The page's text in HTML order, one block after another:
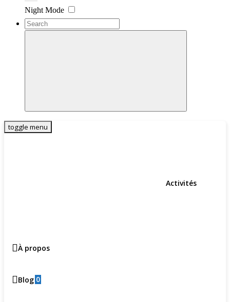
Night Mode
toggle menu
Activités
À propos
Blog 0